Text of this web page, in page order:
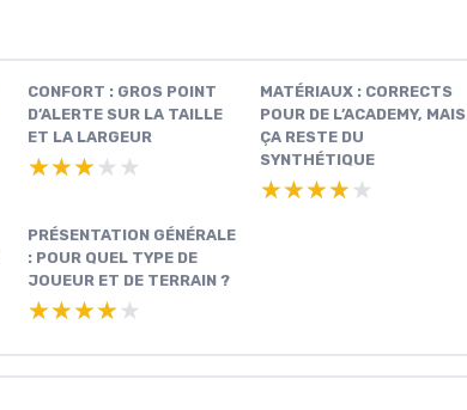
CONFORT : GROS POINT
D’ALERTE SUR LA TAILLE
ET LA LARGEUR
★★★★★
★★★★★
MATÉRIAUX : CORRECTS
POUR DE L’ACADEMY, MAIS
ÇA RESTE DU
SYNTHÉTIQUE
★★★★★
★★★★★
PRÉSENTATION GÉNÉRALE
: POUR QUEL TYPE DE
JOUEUR ET DE TERRAIN ?
★★★★★
★★★★★